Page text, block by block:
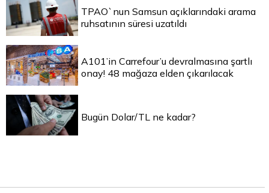
TPAO`nun Samsun açıklarındaki arama
ruhsatının süresi uzatıldı
A101’in Carrefour’u devralmasına şartlı
onay! 48 mağaza elden çıkarılacak
Bugün Dolar/TL ne kadar?